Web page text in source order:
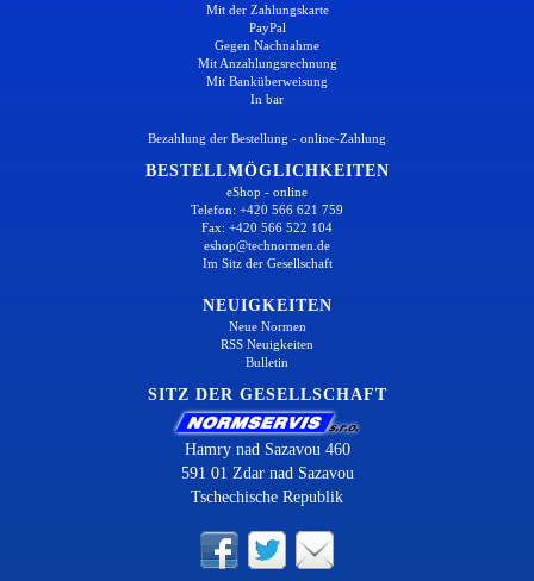
Mit der Zahlungskarte
PayPal
Gegen Nachnahme
Mit Anzahlungsrechnung
Mit Banküberweisung
In bar
Bezahlung der Bestellung - online-Zahlung
BESTELLMÖGLICHKEITEN
eShop - online
Telefon: +420 566 621 759
Fax: +420 566 522 104
eshop@technormen.de
Im Sitz der Gesellschaft
NEUIGKEITEN
Neue Normen
RSS Neuigkeiten
Bulletin
SITZ DER GESELLSCHAFT
Hamry nad Sazavou 460
591 01 Zdar nad Sazavou
Tschechische Republik